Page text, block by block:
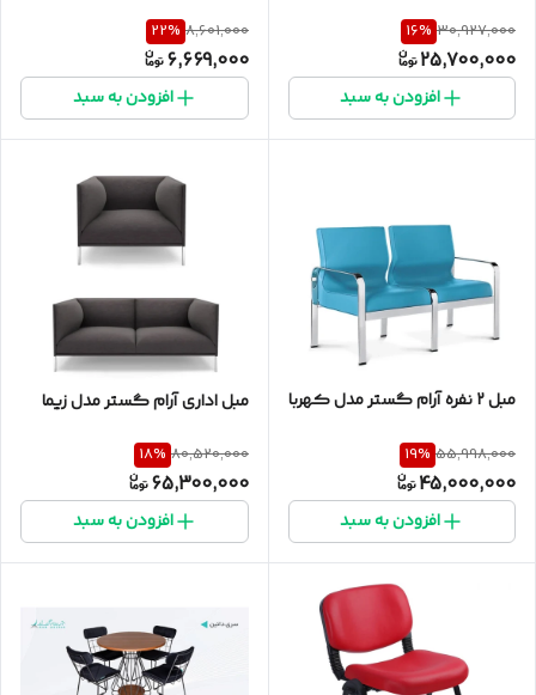
30,927,000
16%
25,700,000
افزودن به سبد
8,601,000
22%
6,669,000
افزودن به سبد
مبل ۲ نفره آرام گستر مدل کهربا
55,998,000
19%
45,000,000
افزودن به سبد
مبل اداری آرام گستر مدل زیما
80,520,000
18%
65,300,000
افزودن به سبد